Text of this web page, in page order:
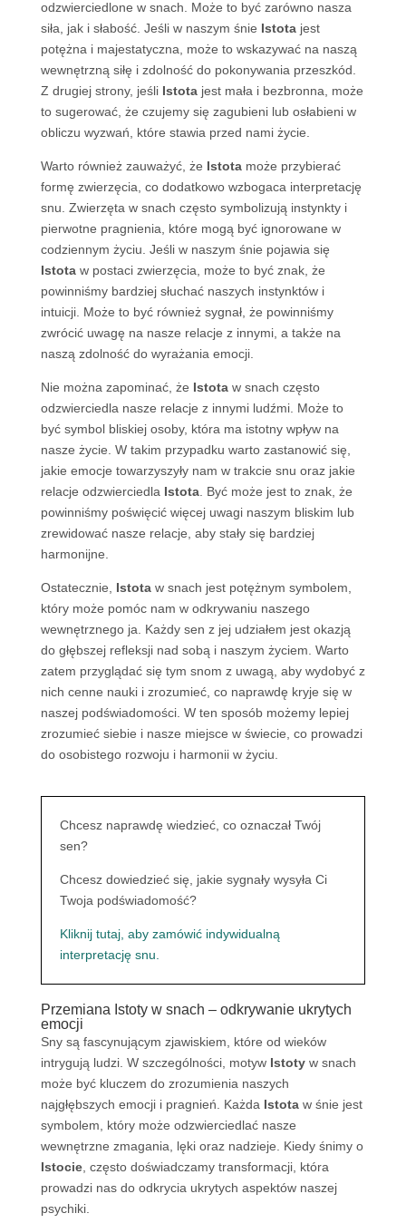
odzwierciedlone w snach. Może to być zarówno nasza
siła, jak i słabość. Jeśli w naszym śnie Istotajest
potężna i majestatyczna, może to wskazywać na naszą
wewnętrzną siłę i zdolność do pokonywania przeszkód.
Z drugiej strony, jeśli Istotajest mała i bezbronna, może
to sugerować, że czujemy się zagubieni lub osłabieni w
obliczu wyzwań, które stawia przed nami życie.
Warto również zauważyć, że Istotamoże przybierać
formę zwierzęcia, co dodatkowo wzbogaca interpretację
snu. Zwierzęta w snach często symbolizują instynkty i
pierwotne pragnienia, które mogą być ignorowane w
codziennym życiu. Jeśli w naszym śnie pojawia się
Istotaw postaci zwierzęcia, może to być znak, że
powinniśmy bardziej słuchać naszych instynktów i
intuicji. Może to być również sygnał, że powinniśmy
zwrócić uwagę na nasze relacje z innymi, a także na
naszą zdolność do wyrażania emocji.
Nie można zapominać, że Istotaw snach często
odzwierciedla nasze relacje z innymi ludźmi. Może to
być symbol bliskiej osoby, która ma istotny wpływ na
nasze życie. W takim przypadku warto zastanowić się,
jakie emocje towarzyszyły nam w trakcie snu oraz jakie
relacje odzwierciedla Istota. Być może jest to znak, że
powinniśmy poświęcić więcej uwagi naszym bliskim lub
zrewidować nasze relacje, aby stały się bardziej
harmonijne.
Ostatecznie, Istotaw snach jest potężnym symbolem,
który może pomóc nam w odkrywaniu naszego
wewnętrznego ja. Każdy sen z jej udziałem jest okazją
do głębszej refleksji nad sobą i naszym życiem. Warto
zatem przyglądać się tym snom z uwagą, aby wydobyć z
nich cenne nauki i zrozumieć, co naprawdę kryje się w
naszej podświadomości. W ten sposób możemy lepiej
zrozumieć siebie i nasze miejsce w świecie, co prowadzi
do osobistego rozwoju i harmonii w życiu.
Chcesz naprawdę wiedzieć, co oznaczał Twój
sen?
Chcesz dowiedzieć się, jakie sygnały wysyła Ci
Twoja podświadomość?
Kliknij tutaj, aby zamówić indywidualną
interpretację snu.
Przemiana Istoty w snach – odkrywanie ukrytych
emocji
Sny są fascynującym zjawiskiem, które od wieków
intrygują ludzi. W szczególności, motyw Istotyw snach
może być kluczem do zrozumienia naszych
najgłębszych emocji i pragnień. Każda Istotaw śnie jest
symbolem, który może odzwierciedlać nasze
wewnętrzne zmagania, lęki oraz nadzieje. Kiedy śnimy o
Istocie, często doświadczamy transformacji, która
prowadzi nas do odkrycia ukrytych aspektów naszej
psychiki.